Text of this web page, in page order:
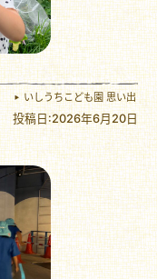
いしうちこども園 思い出
投稿日:2026年6月20日